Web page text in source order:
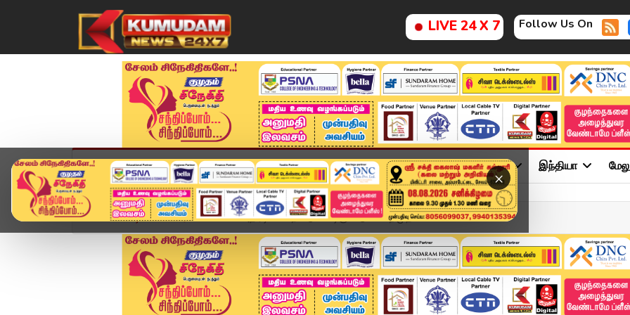
LIVE 24 X 7 Follow Us On
×
முகப்பு விளையாட்டு அண்மை தமிழ்நாடு சினிமா அரசியல் விளையாட்டு இந்தியா
Home வீடியோ ஸ்டோரி போலீஸ் அதிரடி... 25 நாட்டு வெடிகுண்டுகள் பறிமுத...